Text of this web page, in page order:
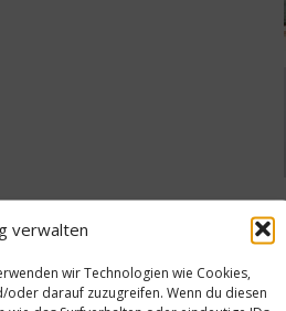
verwalten
wir Technologien wie Cookies,
darauf zuzugreifen. Wenn du diesen